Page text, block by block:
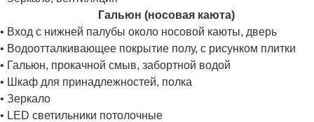
Гальюн (носовая каюта)
• Вход с нижней палубы около носовой каюты, дверь
• Водоотталкивающее покрытие полу, с рисунком плитки
• Гальюн, прокачной смыв, забортной водой
• Шкаф для принадлежностей, полка
• Зеркало
• LED светильники потолочные